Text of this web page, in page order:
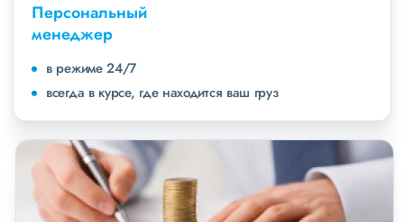
Персональный
менеджер
в режиме 24/7
всегда в курсе, где находится ваш груз